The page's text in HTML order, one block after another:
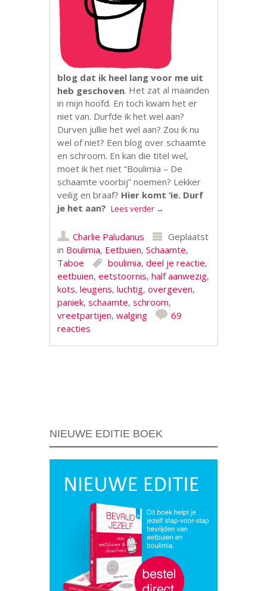
blog dat ik heel lang voor me uit
heb geschoven. Het zat al maanden
in mijn hoofd. En toch kwam het er
niet van. Durfde ik het wel aan?
Durven jullie het wel aan? Zou ik nu
wel of niet? Een blog over schaamte
en schroom. En kan die titel wel,
moet ik het niet “Boulimia – De
schaamte voorbij” noemen? Lekker
veilig en braaf? Hier komt ‘ie. Durf
je het aan? Lees verder →
Charlie Paludanus
Geplaatst
in Boulimia, Eetbuien,Schaamte,
Taboe
boulimia,deel je reactie,
eetbuien,eetstoornis,half aanwezig,
kots,leugens,luchtig,overgeven,
paniek,schaamte,schroom,
vreetpartijen,walging
69
reacties
NIEUWE EDITIE BOEK